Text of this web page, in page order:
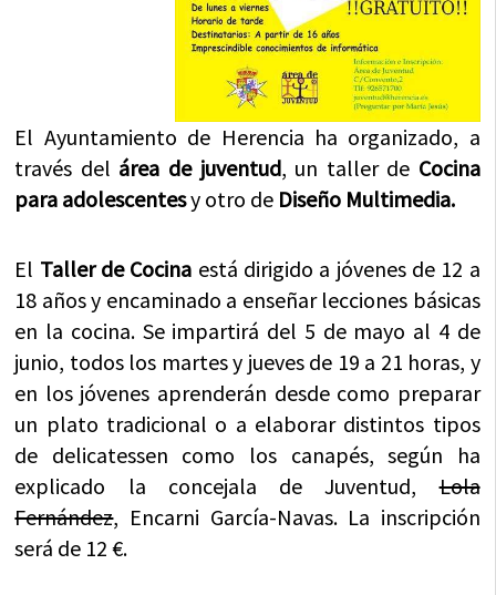
El Ayuntamiento de Herencia ha organizado, a
través del área de juventud, un taller de Cocina
para adolescentesy otro de Diseño Multimedia.
El Taller de Cocina está dirigido a jóvenes de 12 a
18 años y encaminado a enseñar lecciones básicas
en la cocina. Se impartirá del 5 de mayo al 4 de
junio, todos los martes y jueves de 19 a 21 horas, y
en los jóvenes aprenderán desde como preparar
un plato tradicional o a elaborar distintos tipos
de delicatessen como los canapés, según ha
explicado la concejala de Juventud,Lola
Fernández, Encarni García-Navas. La inscripción
será de 12 €.